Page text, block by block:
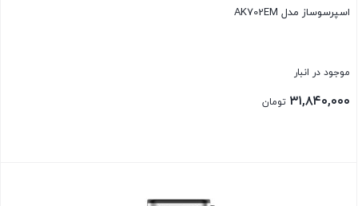
اسپرسوساز مدل AK702EM
موجود در انبار
۳۱,۸۴۰,۰۰۰ تومان